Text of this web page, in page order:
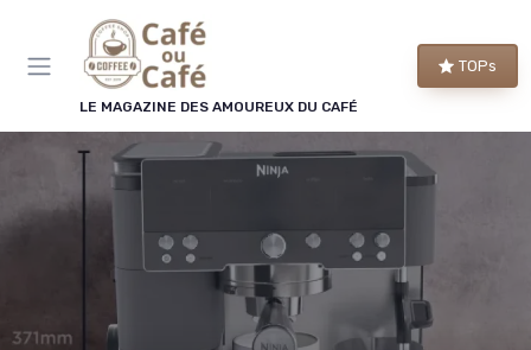
LE MAGAZINE DES AMOUREUX DU CAFÉ
TOPs
×
LE CLUB CAFÉ OU CAFÉ
Rejoignez le club des
amoureux du café !
Chaque semaine, nos meilleures sélections de
machines et de cafés, les bons plans repérés par
la rédaction et les conseils qui changent vraiment
le goût de votre tasse.
Panneau de gestion des cookies